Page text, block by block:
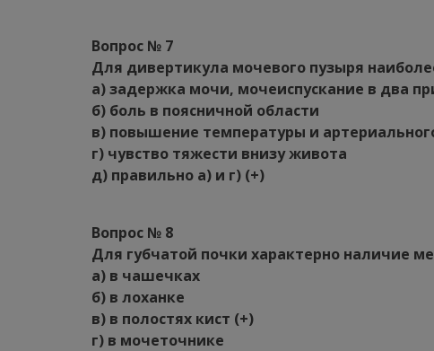
Вопрос № 7
Для дивертикула мочевого пузыря
а) задержка мочи, мочеиспускание в два
б) боль в поясничной области
в) повышение температуры и
г) чувство тяжести внизу живота
д) правильно а) и г) (+)
Вопрос № 8
Для губчатой почки характерно наличие
а) в чашечках
б) в лоханке
в) в полостях кист (+)
г) в мочеточнике